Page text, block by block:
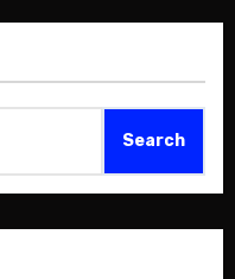
Search